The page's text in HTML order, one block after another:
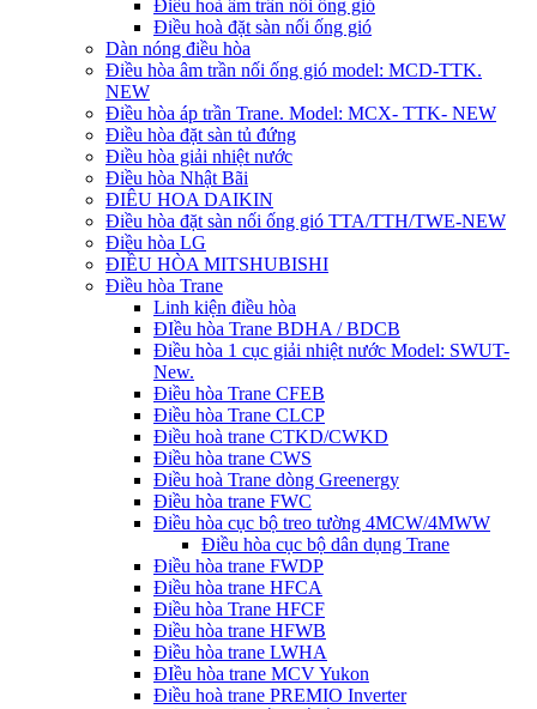
Điều hoà âm trần nối ống gió
Điều hoà đặt sàn nối ống gió
Dàn nóng điều hòa
Điều hòa âm trần nối ống gió model: MCD-TTK.
NEW
Điều hòa áp trần Trane. Model: MCX- TTK- NEW
Điều hòa đặt sàn tủ đứng
Điều hòa giải nhiệt nước
Điều hòa Nhật Bãi
ĐIÊU HOA DAIKIN
Điều hòa đặt sàn nối ống gió TTA/TTH/TWE-NEW
Điều hòa LG
ĐIỀU HÒA MITSHUBISHI
Điều hòa Trane
Linh kiện điều hòa
ĐIều hòa Trane BDHA / BDCB
Điều hòa 1 cục giải nhiệt nước Model: SWUT-
New.
Điều hòa Trane CFEB
Điều hòa Trane CLCP
Điều hoà trane CTKD/CWKD
Điều hòa trane CWS
Điều hoà Trane dòng Greenergy
Điều hòa trane FWC
Điều hòa cục bộ treo tường 4MCW/4MWW
Điều hòa cục bộ dân dụng Trane
Điều hòa trane FWDP
Điều hòa trane HFCA
Điều hòa Trane HFCF
Điều hòa trane HFWB
Điều hòa trane LWHA
ĐIều hòa trane MCV Yukon
Điều hoà trane PREMIO Inverter